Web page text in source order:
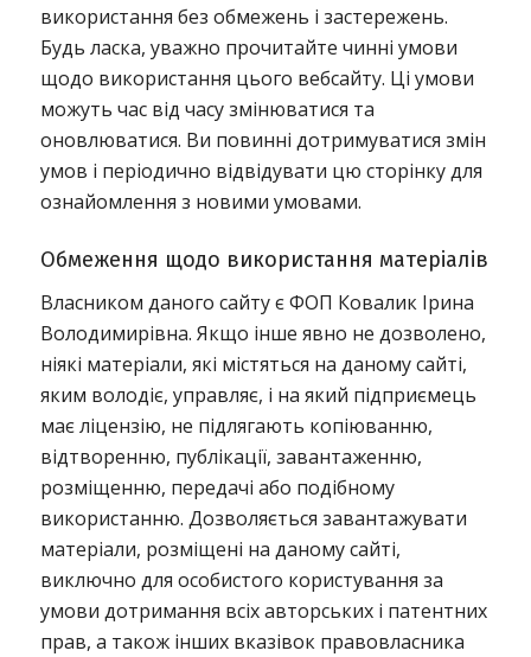
використання без обмежень і застережень.
Будь ласка, уважно прочитайте чинні умови
щодо використання цього вебсайту. Ці умови
можуть час від часу змінюватися та
оновлюватися. Ви повинні дотримуватися змін
умов і періодично відвідувати цю сторінку для
ознайомлення з новими умовами.
Обмеження щодо використання матеріалів
Власником даного сайту є ФОП Ковалик Ірина
Володимирівна. Якщо інше явно не дозволено,
ніякі матеріали, які містяться на даному сайті,
яким володіє, управляє, і на який підприємець
має ліцензію, не підлягають копіюванню,
відтворенню, публікації, завантаженню,
розміщенню, передачі або подібному
використанню. Дозволяється завантажувати
матеріали, розміщені на даному сайті,
виключно для особистого користування за
умови дотримання всіх авторських і патентних
прав, а також інших вказівок правовласника